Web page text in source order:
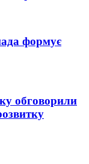
формує
обговорили